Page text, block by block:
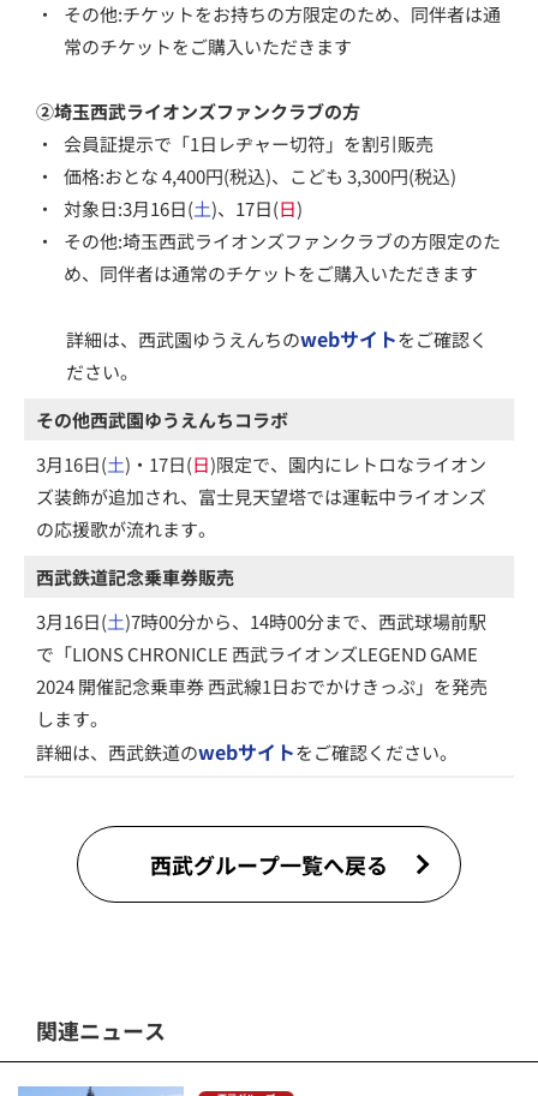
・
その他:チケットをお持ちの方限定のため、同伴者は通
常のチケットをご購入いただきます
②埼玉西武ライオンズファンクラブの方
・
会員証提示で「1日レヂャー切符」を割引販売
・
価格:おとな 4,400円(税込)、こども 3,300円(税込)
・
対象日:3月16日(土)、17日(日)
・
その他:埼玉西武ライオンズファンクラブの方限定のた
め、同伴者は通常のチケットをご購入いただきます
詳細は、西武園ゆうえんちのwebサイトをご確認く
ださい。
その他西武園ゆうえんちコラボ
3月16日(土)・17日(日)限定で、園内にレトロなライオン
ズ装飾が追加され、富士見天望塔では運転中ライオンズ
の応援歌が流れます。
西武鉄道記念乗車券販売
3月16日(土)7時00分から、14時00分まで、西武球場前駅
で「LIONS CHRONICLE 西武ライオンズLEGEND GAME
2024 開催記念乗車券 西武線1日おでかけきっぷ」を発売
します。
詳細は、西武鉄道のwebサイトをご確認ください。
西武グループ一覧へ戻る
関連ニュース